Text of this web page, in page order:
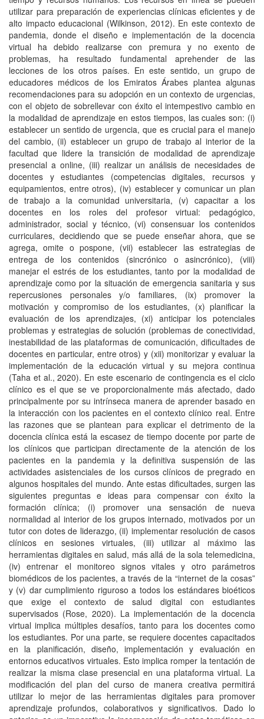
utilizar para preparación de experiencias clínicas eficientes y de
alto impacto educacional (Wilkinson, 2012). En este contexto de
pandemia, donde el diseño e implementación de la docencia
virtual ha debido realizarse con premura y no exento de
problemas, ha resultado fundamental aprehender de las
lecciones de los otros países. En este sentido, un grupo de
educadores médicos de los Emiratos Árabes plantea algunas
recomendaciones para su adopción en un contexto de urgencias,
con el objeto de sobrellevar con éxito el intempestivo cambio en
la modalidad de aprendizaje en estos tiempos, las cuales son: (i)
establecer un sentido de urgencia, que es crucial para el manejo
del cambio, (ii) establecer un grupo de trabajo al interior de la
facultad que lidere la transición de modalidad de aprendizaje
presencial a online, (iii) realizar un análisis de necesidades de
docentes y estudiantes (competencias digitales, recursos y
equipamientos, entre otros), (iv) establecer y comunicar un plan
de trabajo a la comunidad universitaria, (v) capacitar a los
docentes en los roles del profesor virtual: pedagógico,
administrador, social y técnico, (vi) consensuar los contenidos
curriculares, decidiendo que se puede enseñar ahora, que se
agrega, omite o pospone, (vii) establecer las estrategias de
entrega de los contenidos (sincrónico o asincrónico), (viii)
manejar el estrés de los estudiantes, tanto por la modalidad de
aprendizaje como por la situación de emergencia sanitaria y sus
repercusiones personales y/o familiares, (ix) promover la
motivación y compromiso de los estudiantes, (x) planificar la
evaluación de los aprendizajes, (xi) anticipar los potenciales
problemas y estrategias de solución (problemas de conectividad,
inestabilidad de las plataformas de comunicación, dificultades de
docentes en particular, entre otros) y (xii) monitorizar y evaluar la
implementación de la educación virtual y su mejora continua
(Taha et al., 2020). En este escenario de contingencia es el ciclo
clínico es el que se ve proporcionalmente más afectado, dado
principalmente por su intrínseca manera de aprender basado en
la interacción con los pacientes en el contexto clínico real. Entre
las razones que se plantean para explicar el detrimento de la
docencia clínica está la escasez de tiempo docente por parte de
los clínicos que participan directamente de la atención de los
pacientes en la pandemia y la definitiva suspensión de las
actividades asistenciales de los cursos clínicos de pregrado en
algunos hospitales del mundo. Ante estas dificultades, surgen las
siguientes preguntas e ideas para compensar con éxito la
formación clínica; (i) promover una sensación de nueva
normalidad al interior de los grupos internado, motivados por un
tutor con dotes de liderazgo, (ii) implementar resolución de casos
clínicos en sesiones virtuales, (iii) utilizar al máximo las
herramientas digitales en salud, más allá de la sola telemedicina,
(iv) entrenar el monitoreo signos vitales y otro parámetros
biomédicos de los pacientes, a través de la “internet de la cosas”
y (v) dar cumplimiento riguroso a todos los estándares bioéticos
que exige el contexto de salud digital con estudiantes
supervisados (Rose, 2020). La implementación de la docencia
virtual implica múltiples desafíos, tanto para los docentes como
los estudiantes. Por una parte, se requiere docentes capacitados
en la planificación, diseño, implementación y evaluación en
entornos educativos virtuales. Esto implica romper la tentación de
realizar la misma clase presencial en una plataforma virtual. La
modificación del plan del curso de manera creativa permitirá
utilizar lo mejor de las herramientas digitales para promover
aprendizaje profundos, colaborativos y significativos. Dado lo